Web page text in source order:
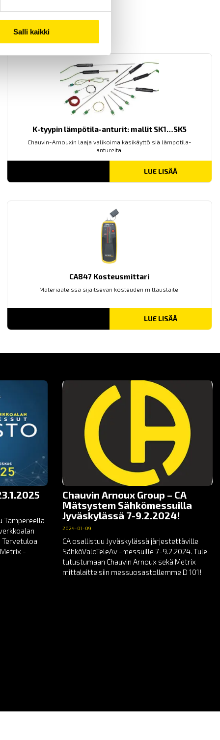
Salli kaikki
K-tyypin lämpötila-anturit: mallit SK1…SK5
Chauvin-Arnouxin laaja valikoima käsikäyttöisiä lämpötila-
antureita.
LUE LISÄÄ
CA847 Kosteusmittari
Materiaaleissa sijaitsevan kosteuden mittauslaite.
LUE LISÄÄ
Tampereella
Tervetuloa
-
Chauvin Arnoux Group – CA
Mätsystem Sähkömessuilla
Jyväskylässä 7-9.2.2024!
2024-01-09
CA osallistuu Jyväskylässä järjestettäville
SähköValoTeleAv -messuille 7-9.2.2024. Tule
tutustumaan Chauvin Arnoux sekä Metrix
mittalaitteisiin messuosastollemme D 101!